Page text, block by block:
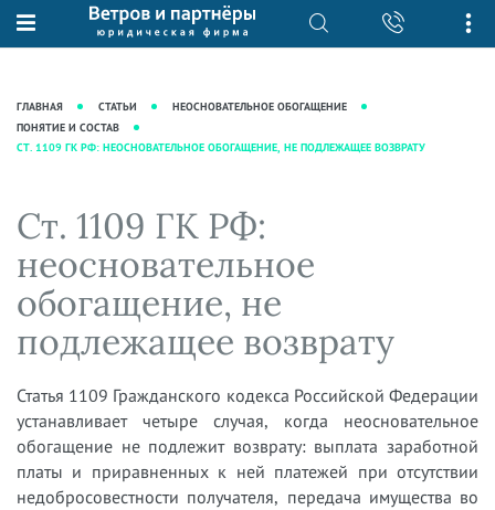
О нас
Рекомендации
фирмы
Кейсы
Вакансии
Юридические услуги
Интеллектуальная собственность
Сопровождение бизнеса
Ведение уголовных дел
Защита активов
Ведение дел о банкротстве
База знаний
практики"
Статьи
Аудиоподкасты
Видеоподкасты
Справочная
Вопросы-ответы
Вебинары и семинары
Прямые эфиры
ГЛАВНАЯ СТАТЬИ
НЕОСНОВАТЕЛЬНОЕ ОБОГАЩЕНИЕ
ПОНЯТИЕ И СОСТАВ
СТ. 1109 ГК РФ: НЕОСНОВАТЕЛЬНОЕ ОБОГАЩЕНИЕ, НЕ ПОДЛЕЖАЩЕЕ ВОЗВРАТУ
Ст. 1109 ГК РФ:
неосновательное
обогащение, не
подлежащее возврату
Статья 1109 Гражданского кодекса Российской Федерации
устанавливает четыре случая, когда неосновательное
обогащение не подлежит возврату: выплата заработной
платы и приравненных к ней платежей при отсутствии
недобросовестности получателя, передача имущества во